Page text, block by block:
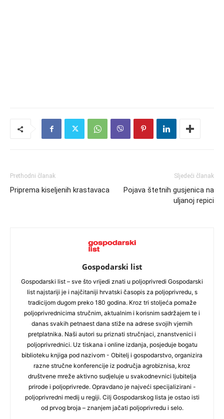
Prethodni članak
Priprema kiseljenih krastavaca
Sljedeći članak
Pojava štetnih gusjenica na
uljanoj repici
Gospodarski list
Gospodarski list – sve što vrijedi znati u poljoprivredi Gospodarski
list najstariji je i najčitaniji hrvatski časopis za poljoprivredu, s
tradicijom dugom preko 180 godina. Kroz tri stoljeća pomaže
poljoprivrednicima stručnim, aktualnim i korisnim sadržajem te i
danas svakih petnaest dana stiže na adrese svojih vjernih
pretplatnika. Naši autori su priznati stručnjaci, znanstvenici i
poljoprivrednici. Uz tiskana i online izdanja, posjeduje bogatu
biblioteku knjiga pod nazivom - Obitelj i gospodarstvo, organizira
razne stručne konferencije iz područja agrobiznisa, kroz
društvene mreže aktivno sudjeluje u svakodnevnici ljubitelja
prirode i poljoprivrede. Opravdano je najveći specijalizirani -
poljoprivredni medij u regiji. Cilj Gospodarskog lista je ostao isti
od prvog broja – znanjem jačati poljoprivredu i selo.